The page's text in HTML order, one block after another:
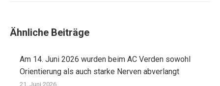
Ähnliche Beiträge
Am 14. Juni 2026 wurden beim AC Verden sowohl
Orientierung als auch starke Nerven abverlangt
21. Juni 2026